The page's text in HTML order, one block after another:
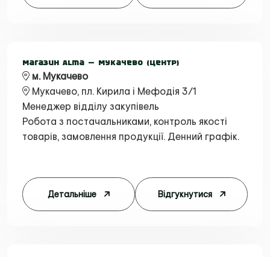
Магазин Alma — Мукачево (Центр)
м. Мукачево
Мукачево, пл. Кирила і Мефодія 3/1
Менеджер відділу закупівель
Робота з постачальниками, контроль якості
товарів, замовлення продукції. Денний графік.
Детальніше Відгукнутися